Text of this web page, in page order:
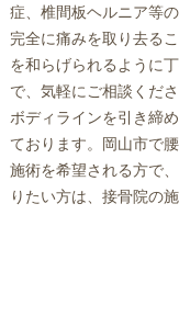
症、椎間板ヘルニア等
完全に痛みを取り去る
を和らげられるように
で、気軽にご相談くだ
ボディラインを引き締
ております。岡山市で
施術を希望される方で
りたい方は、接骨院の